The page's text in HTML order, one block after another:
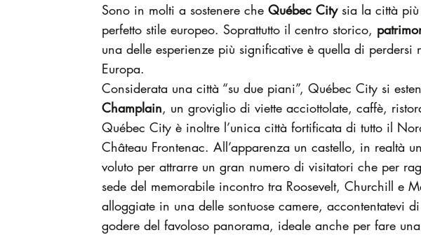
Sono in molti a sostenere che Québec Citysia la città più
perfetto stile europeo. Soprattutto il centro storico,
una delle esperienze più significative è quella di
Europa.
Considerata una città “su due piani”, Québec City si
Champlain, un groviglio di viette acciottolate, caffè,
Québec City è inoltre l’unica città fortificata di tutto il
Château Frontenac. All’apparenza un castello, in realtà
voluto per attrarre un gran numero di visitatori che per
sede del memorabile incontro tra Roosevelt, Churchill e
alloggiate in una delle sontuose camere, accontentatevi
godere del favoloso panorama, ideale anche per fare